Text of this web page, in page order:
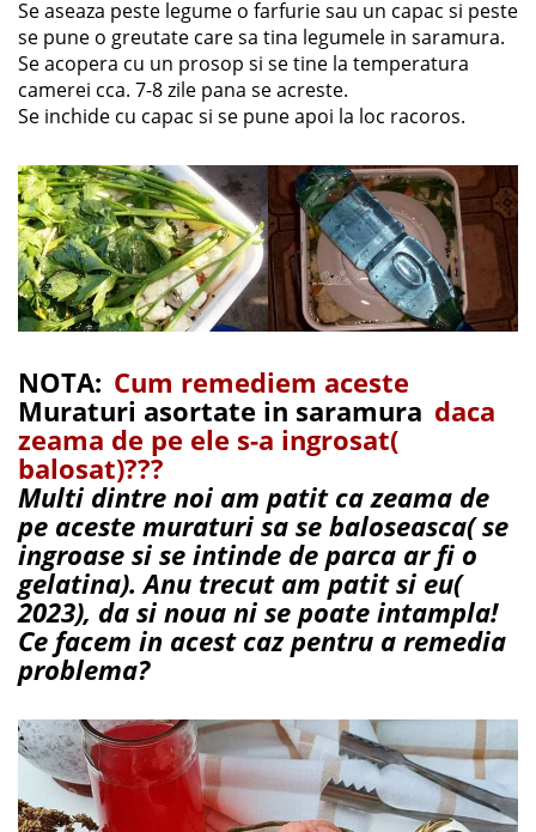
Se aseaza peste legume o farfurie sau un capac si peste
se pune o greutate care sa tina legumele in saramura.
Se acopera cu un prosop si se tine la temperatura
camerei cca. 7-8 zile pana se acreste.
Se inchide cu capac si se pune apoi la loc racoros.
NOTA: Cum remediem aceste
Muraturi asortate in saramura daca
zeama de pe ele s-a ingrosat(
balosat)???
Multi dintre noi am patit ca zeama de
pe aceste muraturi sa se baloseasca( se
ingroase si se intinde de parca ar fi o
gelatina). Anu trecut am patit si eu(
2023), da si noua ni se poate intampla!
Ce facem in acest caz pentru a remedia
problema?